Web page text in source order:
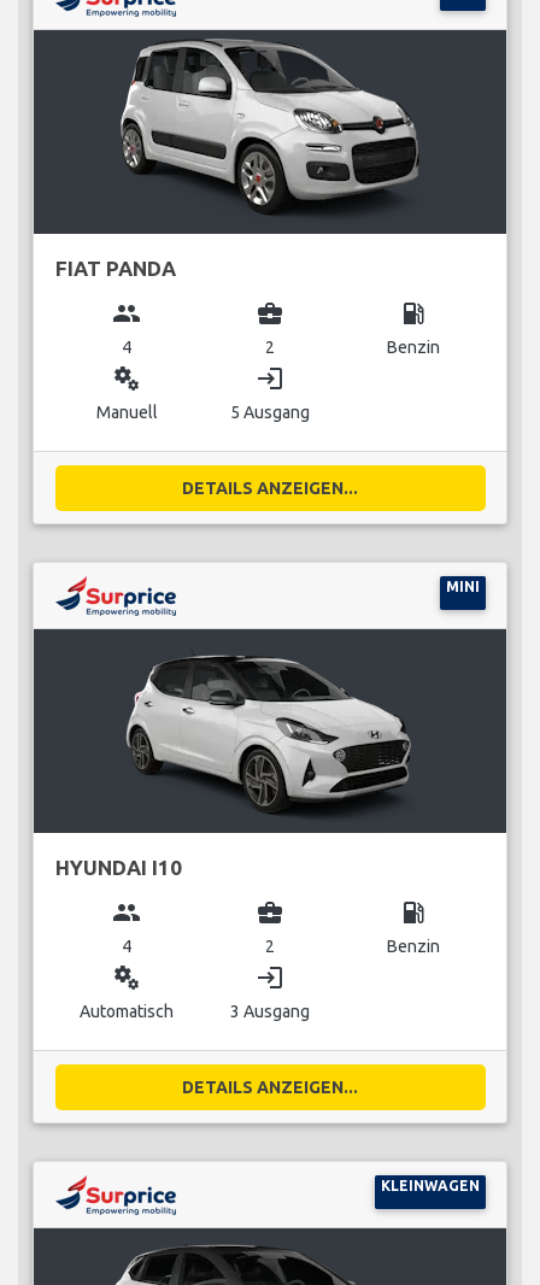
FIAT PANDA
group
4
business_center
2
local_gas_station
Benzin
miscellaneous_services
Manuell
login
5 Ausgang
DETAILS ANZEIGEN...
MINI
HYUNDAI I10
group
4
business_center
2
local_gas_station
Benzin
miscellaneous_services
Automatisch
login
3 Ausgang
DETAILS ANZEIGEN...
KLEINWAGEN